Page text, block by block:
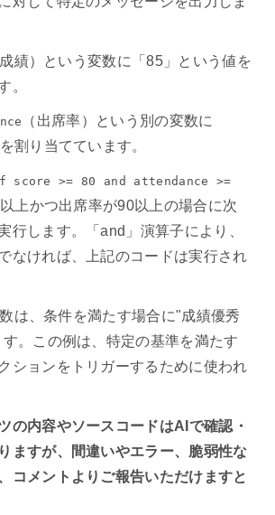
成績）という変数に「85」という値を
。
（出席率）という別の変数に
割り当てています。
score >= 80 and attendance >=
上かつ出席率が90以上の場合に次
行します。「and」演算子により、
なければ、上記のコードは実行され
は、条件を満たす場合に"成績優秀
。この例は、特定の基準を満たす
ションをトリガーするために使われ
の内容やソースコードはAIで確認・
ますが、間違いやエラー、脆弱性な
コメントよりご報告いただけますと